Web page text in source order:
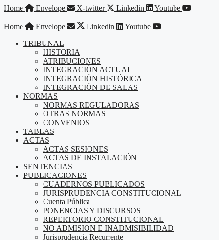
Saltar
contenido
Home Envelope X-twitter Linkedin Youtube
Home Envelope Linkedin
Youtube
TRIBUNAL
HISTORIA
ATRIBUCIONES
INTEGRACIÓN ACTUAL
INTEGRACIÓN HISTÓRICA
INTEGRACIÓN DE SALAS
NORMAS
NORMAS REGULADORAS
OTRAS NORMAS
CONVENIOS
TABLAS
ACTAS
ACTAS SESIONES
ACTAS DE INSTALACIÓN
SENTENCIAS
PUBLICACIONES
CUADERNOS PUBLICADOS
JURISPRUDENCIA CONSTITUCIONAL
Cuenta Pública
PONENCIAS Y DISCURSOS
REPERTORIO CONSTITUCIONAL
NO ADMISION E INADMISIBILIDAD
Jurisprudencia Recurrente